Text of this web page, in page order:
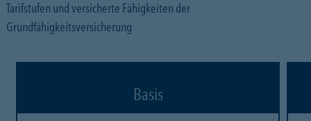
Tarifstufen und versicherte Fähigkeiten der
Grundfähigkeitsversicherung
Basis